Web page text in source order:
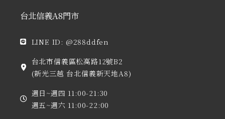
【季
定】
台北信義A8門市
LINE ID: @288ddfen
台北市信義區松高路12號B2
(新光三越 台北信義新天地A8)
週日~週四 11:00-21:30
週五~週六 11:00-22:00